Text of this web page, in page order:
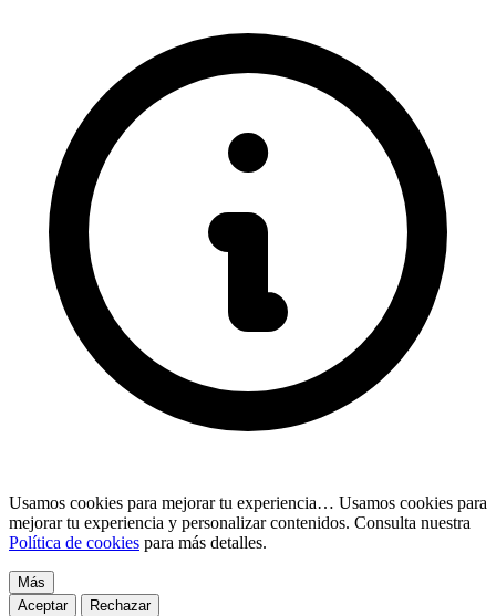
Usamos cookies para mejorar tu experiencia… Usamos cookies para
mejorar tu experiencia y personalizar contenidos. Consulta nuestra
Política de cookies para más detalles.
Más
Aceptar
Rechazar